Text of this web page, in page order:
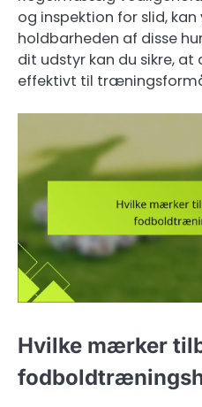
og inspektion for slid,
holdbarheden af disse
dit udstyr kan du sikre,
effektivt til
Hvilke mærker